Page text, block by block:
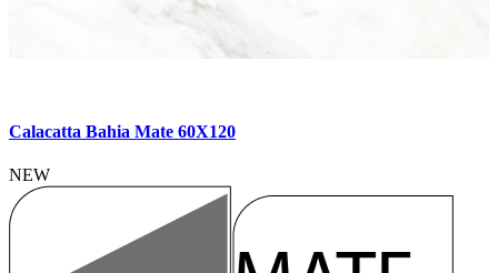
Calacatta Bahia Mate 60X120
NEW